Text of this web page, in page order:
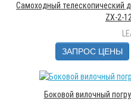
Самоходный телескопический
ZX-2-
ЗАПРОС ЦЕНЫ
Боковой вилочный